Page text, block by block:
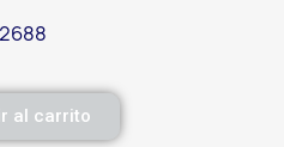
al carrito